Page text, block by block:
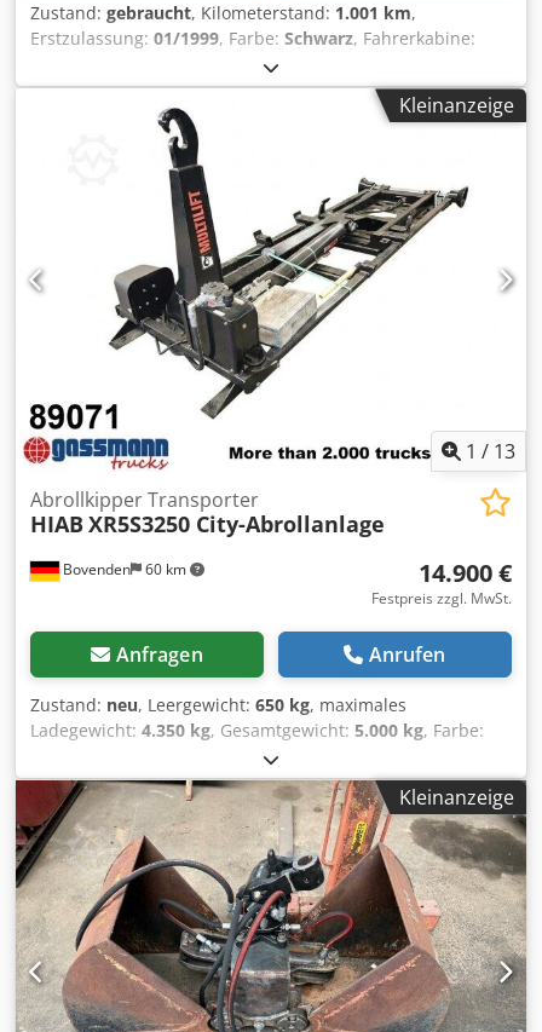
Zustand: gebraucht, Kilometerstand: 1.001 km,
Erstzulassung: 01/1999, Farbe: Schwarz, Fahrerkabine:
Sonstige
Fahrzeugstandort: Bovenden, Aufbau: Abrollanlage Hiab
Multilift Typ LHT190.46 mit Knickarm für Container bis
5,6m Demontage von DAIMLER-BENZ Actros 1831 L 4x2 mit
4800mm Radstand! Rahmenbreite Außen 870mm
ZUBEHÖRANGABEN OHNE GEWÄHR, Änderungen,
Zwischenverkauf und Irrtümer vorbehalten! Crodpfoi
Kleinanzeige
1 / 13
Bovenden 60 km
Abrollkipper Transporter
HIAB XR5S3250 City-Abrollanlage
14.900 €
Festpreis zzgl. MwSt.
Anfragen Anrufen
Zustand: neu, Leergewicht: 650 kg, maximales
Ladegewicht: 4.350 kg, Gesamtgewicht: 5.000 kg, Farbe:
Sonstige
Laderaumlänge:4.000 mm, Baujahr:2023,
Fahrzeugstandort: Bovenden, DIN-Verriegelung Codpfx Aljx
I Sb Ne Ssrf Aufbau: Hiab Multilift Cityabrollanlage XR 5 S
3250, Container bis 4.000 mm Neuanlage aus
Lagerbestand ( 2023 )! ZUBEHÖRANGABEN OHNE GEWÄHR,
Änderungen, Zwischenverkauf und Irrtümer vorbehalten! -
.
Kleinanzeige